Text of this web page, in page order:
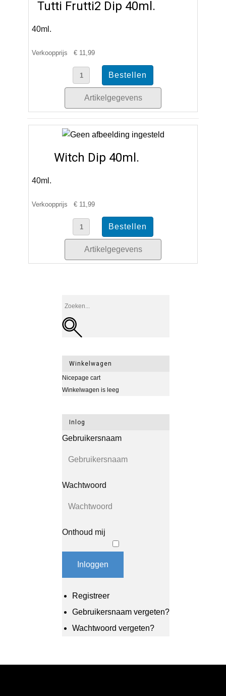
Tutti Frutti2 Dip 40ml.
40ml.
Verkoopprijs € 11,99
Artikelgegevens
Witch Dip 40ml.
40ml.
Verkoopprijs € 11,99
Artikelgegevens
Winkelwagen
Nicepage cart
Winkelwagen is leeg
Inlog
Gebruikersnaam
Wachtwoord
Onthoud mij
Inloggen
Registreer
Gebruikersnaam vergeten?
Wachtwoord vergeten?